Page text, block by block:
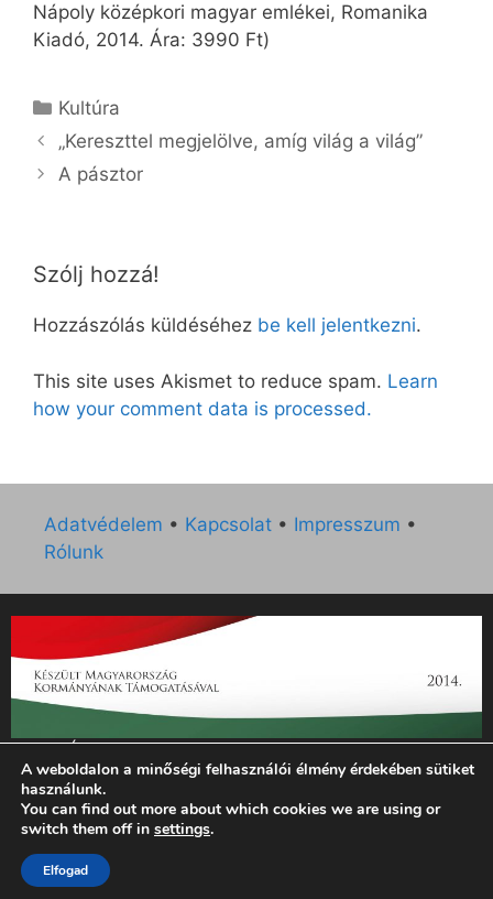
Nápoly középkori magyar emlékei, Romanika
Kiadó, 2014. Ára: 3990 Ft)
Kategória
Kultúra
„Kereszttel megjelölve, amíg világ a világ”
A pásztor
Szólj hozzá!
Hozzászólás küldéséhez be kell jelentkezni.
This site uses Akismet to reduce spam. Learn
how your comment data is processed.
Adatvédelem • Kapcsolat • Impresszum •
Rólunk
„Az Új Ember katolikus hetilap 2014. évi működésének
támogatását az EGYH-KCP-14-P-0121 sz. támogatási
szerződés keretében 3 000 000 Ft összegben támogatta az
Emberi Erőforrások Minisztériuma.”
© 2026 Magyar Kurír - Új Ember
A weboldalon a minőségi felhasználói élmény érdekében sütiket
használunk.
You can find out more about which cookies we are using or
switch them off in settings.
Elfogad